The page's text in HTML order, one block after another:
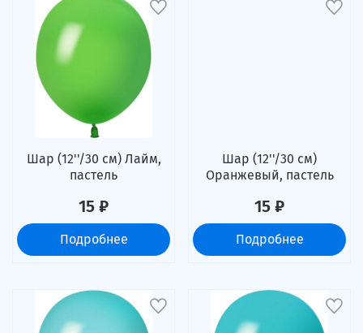
Шар (12''/30 см) Лайм,
пастель
15 ₽
Подробнее
Шар (12''/30 см)
Оранжевый, пастель
15 ₽
Подробнее